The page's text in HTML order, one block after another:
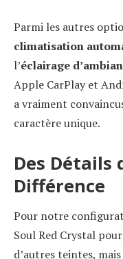
Parmi les autres
climatisation
l’éclairage
Apple CarPlay et
a vraiment
caractère unique.
Des Détails
Différence
Pour notre
Soul Red Crystal
d’autres teintes,